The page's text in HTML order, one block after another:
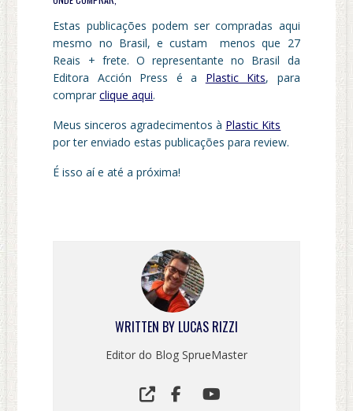
Estas publicações podem ser compradas aqui
mesmo no Brasil, e custam menos que 27
Reais + frete. O representante no Brasil da
Editora Acción Press é a Plastic Kits, para
comprarclique aqui.
Meus sinceros agradecimentos à Plastic Kits
por ter enviado estas publicações para review.
É isso aí e até a próxima!
WRITTEN BY LUCAS RIZZI
Editor do Blog SprueMaster